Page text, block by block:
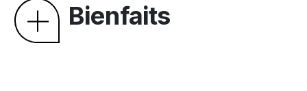
Bienfaits